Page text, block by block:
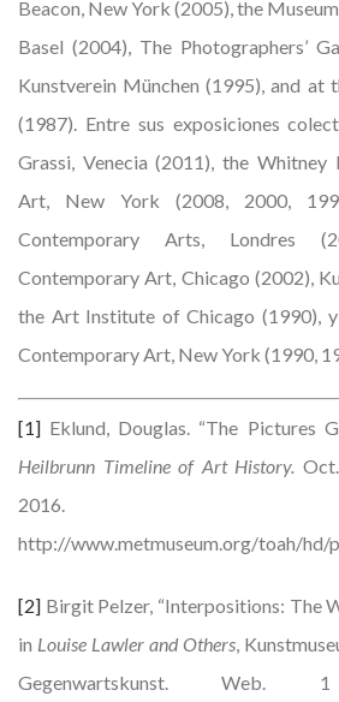
Beacon, New York (2005), the
Basel (2004), The Photographers’
Kunstverein München (1995), and
(1987). Entre sus exposiciones
Grassi, Venecia (2011), the Whitney
Art, New York (2008, 2000,
Contemporary Arts, Londres
Contemporary Art, Chicago (2002),
the Art Institute of Chicago (1990),
Contemporary Art, New York (1990,
[1] Eklund, Douglas. “The Pictures
Heilbrunn Timeline of Art History.
2016.
http://www.metmuseum.org/toah/hd/
[2] Birgit Pelzer, “Interpositions: The
in Louise Lawler and Others ,
Gegenwartskunst.